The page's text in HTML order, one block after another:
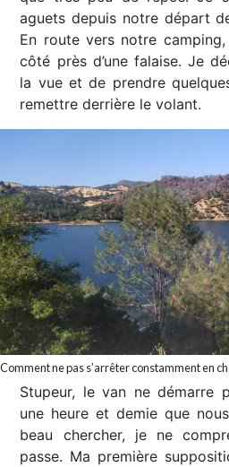
aguets depuis notre départ
En route vers notre
côté près d’une falaise. Je
la vue et de prendre
remettre derrière le volant.
Comment ne pas s’arrêter constamment en
Stupeur, le van ne démarre
une heure et demie que nous
beau chercher, je ne
passe. Ma première